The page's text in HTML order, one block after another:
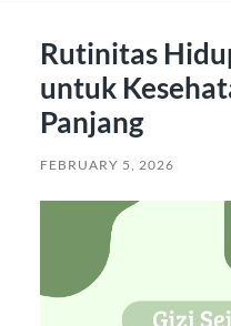
Rutinitas
untuk
Panjang
FEBRUARY 5, 2026